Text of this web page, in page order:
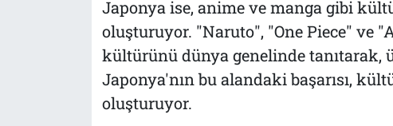
Japonya ise, anime ve manga gibi
oluşturuyor. "Naruto", "One Piece" ve
kültürünü dünya genelinde tanıtarak,
Japonya'nın bu alandaki başarısı,
oluşturuyor.